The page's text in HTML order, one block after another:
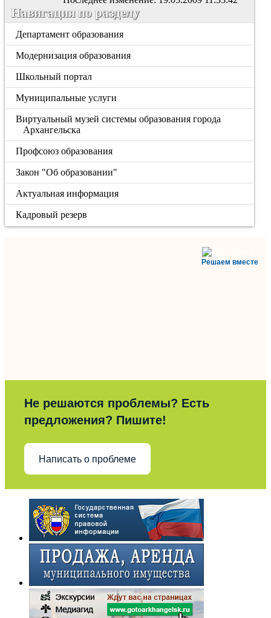
Навигация по разделу
Департамент образования
Модернизация образования
Школьный портал
Муниципальные услуги
Виртуальный музей системы образования города
Архангельска
Профсоюз образования
Закон "Об образовании"
Актуальная информация
Кадровый резерв
Решаем вместе
Не решаются проблемы? Есть
предложения? Пишите!
Написать о проблеме